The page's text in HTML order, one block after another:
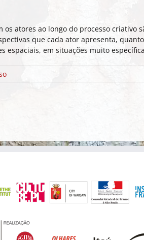
os atores ao longo do processo criativo
que cada ator apresenta,
espaciais, em situações muito